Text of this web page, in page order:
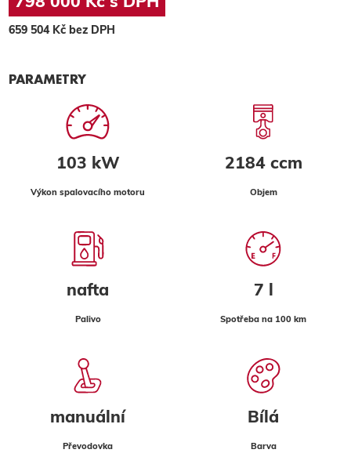
659 504 Kč bez DPH
PARAMETRY
103 kW
Výkon spalovacího motoru
2184 ccm
Objem
nafta
Palivo
7 l
Spotřeba na 100 km
manuální
Převodovka
Bílá
Barva